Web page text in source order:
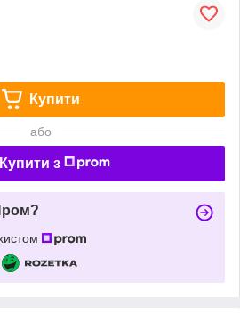
Купити
або
Купити з